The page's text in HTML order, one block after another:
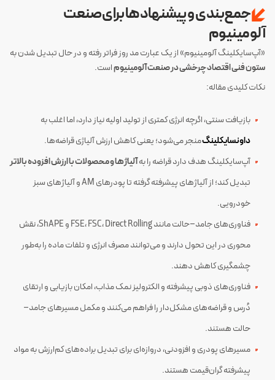
جمع‌بندی و پیشنهادها برای صنعت
آلومینیوم
«آپ‌سایکلینگ آلومینیوم» از یک عبارت مد روز فراتر رفته و در حال تبدیل شدن به
ستون فنی اقتصاد چرخشی در صنعت آلومینیوماست.
نکات کلیدی مقاله:
بازیافت سنتی، اگرچه انرژی کمتری از تولید اولیه نیاز دارد، اما اغلب به
داونسایکلینگمنجر می‌شود؛ یعنی کاهش ارزش آلیاژی قراضه‌ها.
آپ‌سایکلینگ هدف دارد قراضه را بهآلیاژها و محصولات با ارزش افزوده بالاتر
تبدیل کند؛ از آلیاژهای پیشرفته گرفته تا پودرهای AM و آلیاژهای سبز
خودرویی.
فناوری‌های جامد–حالت مانند FSE، FSC، Direct Rolling و ShAPE، نقش
محوری در این تحول دارند و می‌توانند مصرف انرژی و تلفات ماده را به‌طور
چشمگیری کاهش دهند.
فناوری‌های ذوبی پیشرفته و الکترولیز نمک مذاب، امکان بازیابی و ارتقای
دُرس و قراضه‌های مشکل‌دار را فراهم می‌کنند و مکمل مسیرهای جامد–
حالت هستند.
مسیرهای پودری و افزودنی، دروازه‌ای برای تبدیل براده‌های کم‌ارزش به مواد
پیشرفته گران‌قیمت هستند.